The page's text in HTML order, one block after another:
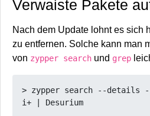
Verwaiste Pakete
Nach dem Update lohnt es sich
zu entfernen. Solche kann man
von zypper search und grep
> zypper search --details